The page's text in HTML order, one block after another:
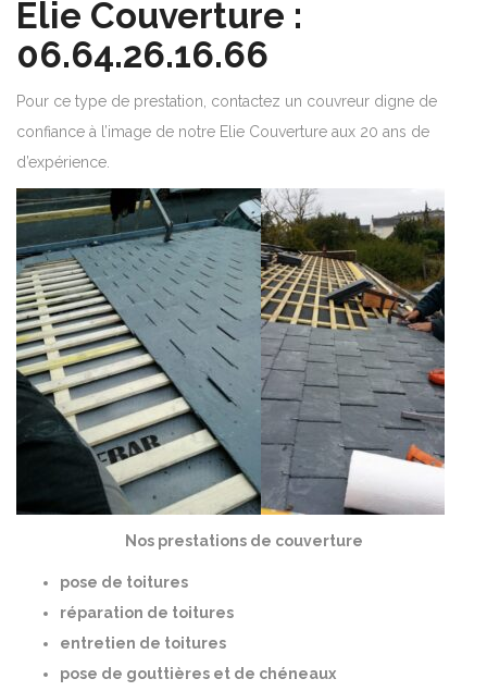
Elie Couverture :
06.64.26.16.66
Pour ce type de prestation, contactez un couvreur digne de
confiance à l’image de notre Elie Couverture aux 20 ans de
d’expérience.
Nos prestations de couverture
pose de toitures
réparation de toitures
entretien de toitures
pose de gouttières et de chéneaux